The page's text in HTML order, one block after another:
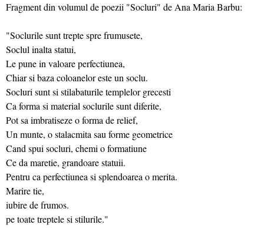
Fragment din volumul de poezii "Socluri" de Ana Maria Barbu:
"Soclurile sunt trepte spre frumusete,
Soclul inalta statui,
Le pune in valoare perfectiunea,
Chiar si baza coloanelor este un soclu.
Socluri sunt si stilabaturile templelor grecesti
Ca forma si material soclurile sunt diferite,
Pot sa imbratiseze o forma de relief,
Un munte, o stalacmita sau forme geometrice
Cand spui socluri, chemi o formatiune
Ce da maretie, grandoare statuii.
Pentru ca perfectiunea si splendoarea o merita.
Marire tie,
iubire de frumos.
pe toate treptele si stilurile."